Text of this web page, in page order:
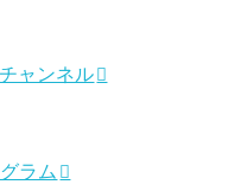
ャンネル
ラム